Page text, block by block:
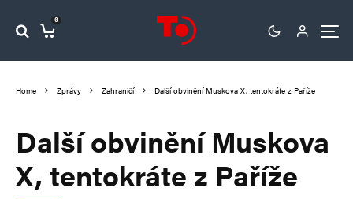
0
Home Zprávy Zahraničí Další obvinění Muskova X, tentokráte z Paříže
Další obvinění Muskova
X, tentokráte z Paříže